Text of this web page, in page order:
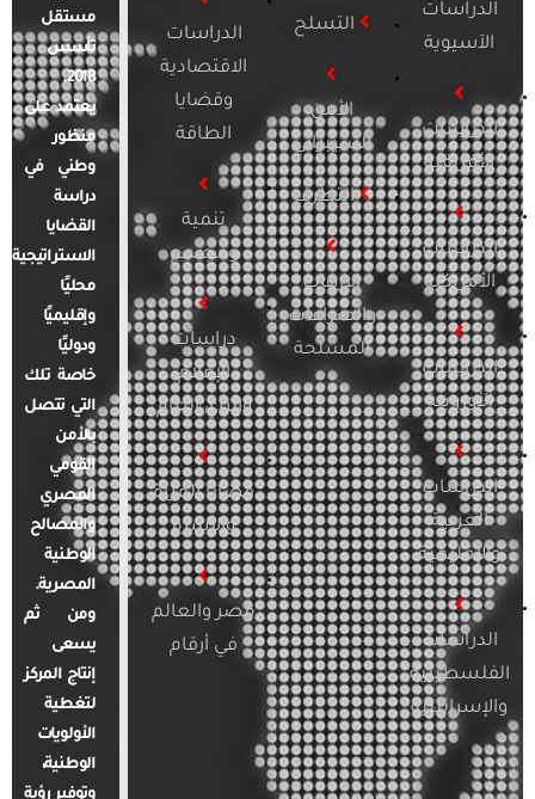
الدراسات
الآسيوية
الدراسات
الأفريقية
الدراسات
الأمريكية
الدراسات
الأوروبية
الدراسات
العربية
والإقليمية
الدراسات
الفلسطينية
والإسرائيلية
التسلح
الأمن
السيبراني
التطرف
الإرهاب
والصراعات
المسلحة
الدراسات
الاقتصادية
وقضايا
الطاقة
تنمية
ومجتمع
دراسات
الإعلام
والرأي العام
قضايا المرأة
والأسرة
مصر والعالم
في أرقام
مستقل
تأسس
2018.
يعتمد على
منظور
وطني في
دراسة
القضايا
الاستراتيجية
محليًا
وإقليميًا
ودوليًا
خاصة تلك
التي تتصل
بالأمن
القومي
المصري
والمصالح
الوطنية
المصرية.
ومن ثم
يسعى
إنتاج المركز
لتغطية
الأولويات
الوطنية،
وتوفير رؤية